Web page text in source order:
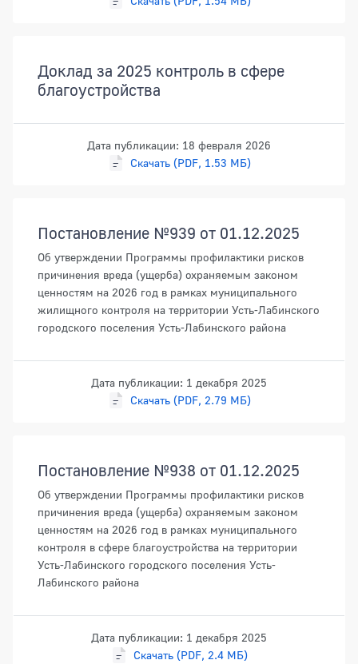
Доклад за 2025 контроль в сфере
благоустройства
Дата публикации: 18 февраля 2026
Скачать (PDF, 1.53 МБ)
Постановление №939 от 01.12.2025
Об утверждении Программы профилактики рисков
причинения вреда (ущерба) охраняемым законом
ценностям на 2026 год в рамках муниципального
жилищного контроля на территории Усть-Лабинского
городского поселения Усть-Лабинского района
Дата публикации: 1 декабря 2025
Скачать (PDF, 2.79 МБ)
Постановление №938 от 01.12.2025
Об утверждении Программы профилактики рисков
причинения вреда (ущерба) охраняемым законом
ценностям на 2026 год в рамках муниципального
контроля в сфере благоустройства на территории
Усть-Лабинского городского поселения Усть-
Лабинского района
Дата публикации: 1 декабря 2025
Скачать (PDF, 2.4 МБ)